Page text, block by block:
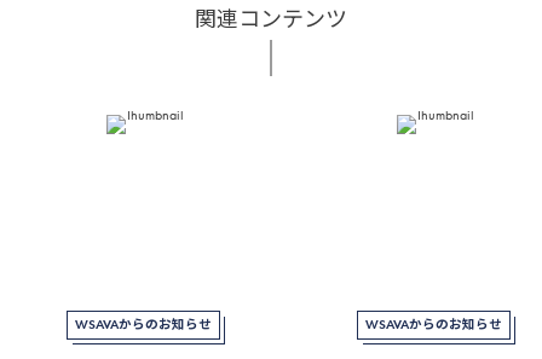
関連コンテンツ
WSAVAからのお知らせ WSAVAからのお知らせ